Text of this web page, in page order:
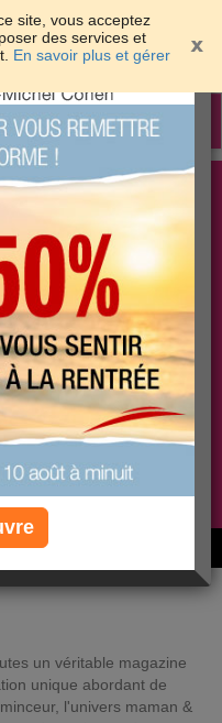
site, vous acceptez
des services et
En savoir plus et gérer
maigrir et être bien
PLUS
COACHING
gratuit
à manger avec nous
un véritable magazine
unique abordant de
l'univers maman &
×